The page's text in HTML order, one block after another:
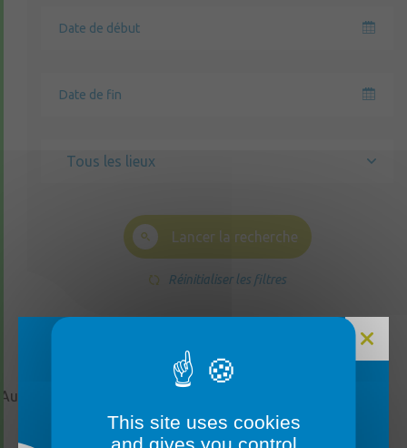
Tous les lieux
Lancer la recherche
Réinitialiser les filtres
Aucun événement trouvé
This site uses cookies